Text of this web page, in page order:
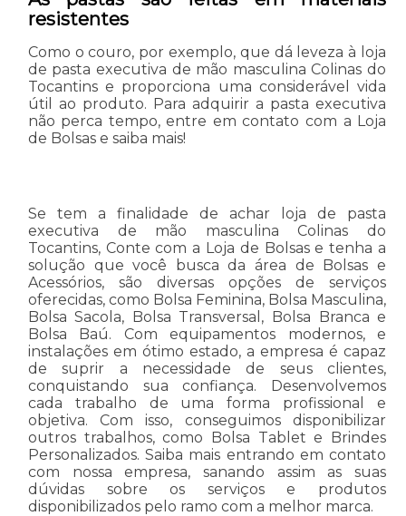
resistentes
Como o couro, por exemplo, que dá leveza à loja
de pasta executiva de mão masculina Colinas do
Tocantins e proporciona uma considerável vida
útil ao produto. Para adquirir a pasta executiva
não perca tempo, entre em contato com a Loja
de Bolsas e saiba mais!
Se tem a finalidade de achar loja de pasta
executiva de mão masculina Colinas do
Tocantins, Conte com a Loja de Bolsas e tenha a
solução que você busca da área de Bolsas e
Acessórios, são diversas opções de serviços
oferecidas, como Bolsa Feminina, Bolsa Masculina,
Bolsa Sacola, Bolsa Transversal, Bolsa Branca e
Bolsa Baú. Com equipamentos modernos, e
instalações em ótimo estado, a empresa é capaz
de suprir a necessidade de seus clientes,
conquistando sua confiança. Desenvolvemos
cada trabalho de uma forma profissional e
objetiva. Com isso, conseguimos disponibilizar
outros trabalhos, como Bolsa Tablet e Brindes
Personalizados. Saiba mais entrando em contato
com nossa empresa, sanando assim as suas
dúvidas sobre os serviços e produtos
disponibilizados pelo ramo com a melhor marca.